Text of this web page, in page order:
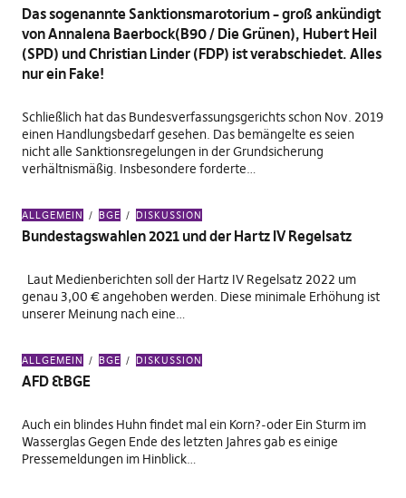
Das sogenannte Sanktionsmarotorium – groß ankündigt
von Annalena Baerbock(B90 / Die Grünen), Hubert Heil
(SPD) und Christian Linder (FDP) ist verabschiedet. Alles
nur ein Fake!
Schließlich hat das Bundesverfassungsgerichts schon Nov. 2019
einen Handlungsbedarf gesehen. Das bemängelte es seien
nicht alle Sanktionsregelungen in der Grundsicherung
verhältnismäßig. Insbesondere forderte…
ALLGEMEIN BGE DISKUSSION
Bundestagswahlen 2021 und der Hartz IV Regelsatz
Laut Medienberichten soll der Hartz IV Regelsatz 2022 um
genau 3,00 € angehoben werden. Diese minimale Erhöhung ist
unserer Meinung nach eine…
ALLGEMEIN BGE DISKUSSION
AFD &BGE
Auch ein blindes Huhn findet mal ein Korn?-oder Ein Sturm im
Wasserglas Gegen Ende des letzten Jahres gab es einige
Pressemeldungen im Hinblick…